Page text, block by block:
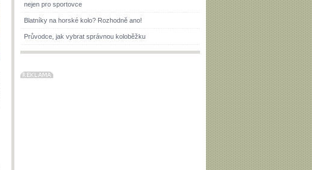
nejen pro sportovce
Blatníky na horské kolo? Rozhodně ano!
Průvodce, jak vybrat správnou koloběžku